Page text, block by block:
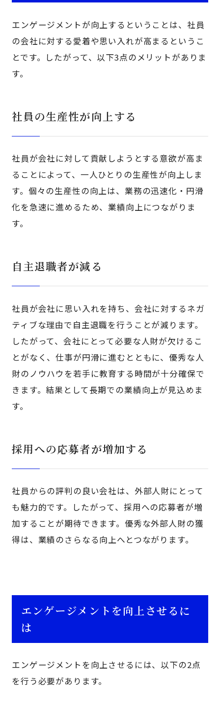
エンゲージメントが向上するということは、社員
の会社に対する愛着や思い入れが高まるというこ
とです。したがって、以下3点のメリットがありま
す。
社員の生産性が向上する
社員が会社に対して貢献しようとする意欲が高ま
ることによって、一人ひとりの生産性が向上しま
す。個々の生産性の向上は、業務の迅速化・円滑
化を急速に進めるため、業績向上につながりま
す。
自主退職者が減る
社員が会社に思い入れを持ち、会社に対するネガ
ティブな理由で自主退職を行うことが減ります。
したがって、会社にとって必要な人財が欠けるこ
とがなく、仕事が円滑に進むとともに、優秀な人
財のノウハウを若手に教育する時間が十分確保で
きます。結果として長期での業績向上が見込めま
す。
採用への応募者が増加する
社員からの評判の良い会社は、外部人財にとって
も魅力的です。したがって、採用への応募者が増
加することが期待できます。優秀な外部人財の獲
得は、業績のさらなる向上へとつながります。
エンゲージメントを向上させるに
は
エンゲージメントを向上させるには、以下の2点
を行う必要があります。